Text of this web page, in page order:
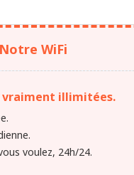
Notre WiFi
vraiment illimitées.
voulez, 24h/24.